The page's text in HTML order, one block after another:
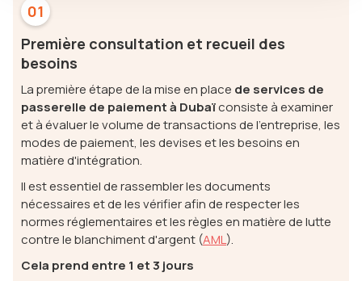
01
Première consultation et recueil des
besoins
La première étape de la mise en place de services de
passerelle de paiement à Dubaïconsiste à examiner
et à évaluer le volume de transactions de l'entreprise, les
modes de paiement, les devises et les besoins en
matière d'intégration.
Il est essentiel de rassembler les documents
nécessaires et de les vérifier afin de respecter les
normes réglementaires et les règles en matière de lutte
contre le blanchiment d'argent (AML).
Cela prend entre 1 et 3 jours